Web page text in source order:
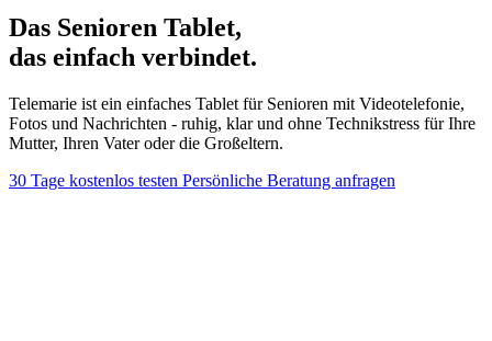
Das Senioren Tablet,
das einfach verbindet.
Telemarie ist ein einfaches Tablet für Senioren mit Videotelefonie,
Fotos und Nachrichten - ruhig, klar und ohne Technikstress für Ihre
Mutter, Ihren Vater oder die Großeltern.
30 Tage kostenlos testen Persönliche Beratung anfragen